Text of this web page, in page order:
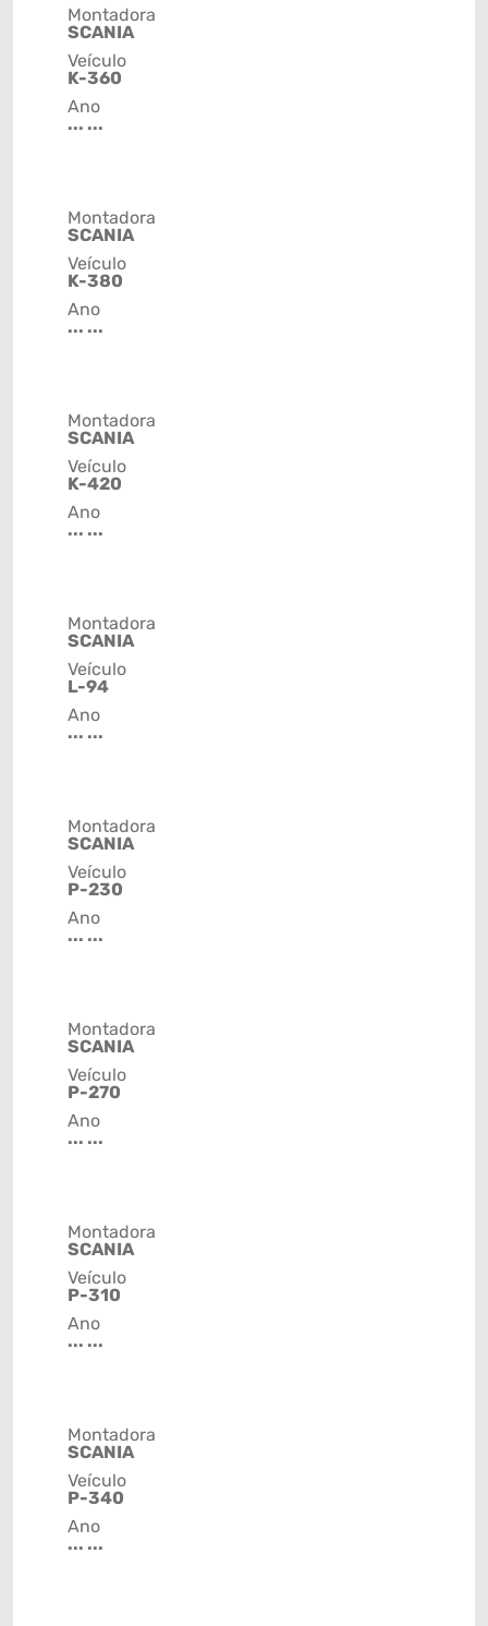
Montadora
SCANIA
Veículo
K-360
Ano
... ...
Montadora
SCANIA
Veículo
K-380
Ano
... ...
Montadora
SCANIA
Veículo
K-420
Ano
... ...
Montadora
SCANIA
Veículo
L-94
Ano
... ...
Montadora
SCANIA
Veículo
P-230
Ano
... ...
Montadora
SCANIA
Veículo
P-270
Ano
... ...
Montadora
SCANIA
Veículo
P-310
Ano
... ...
Montadora
SCANIA
Veículo
P-340
Ano
... ...